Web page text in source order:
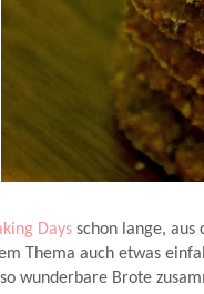
Days schon lange, aus
Thema auch etwas
wunderbare Brote